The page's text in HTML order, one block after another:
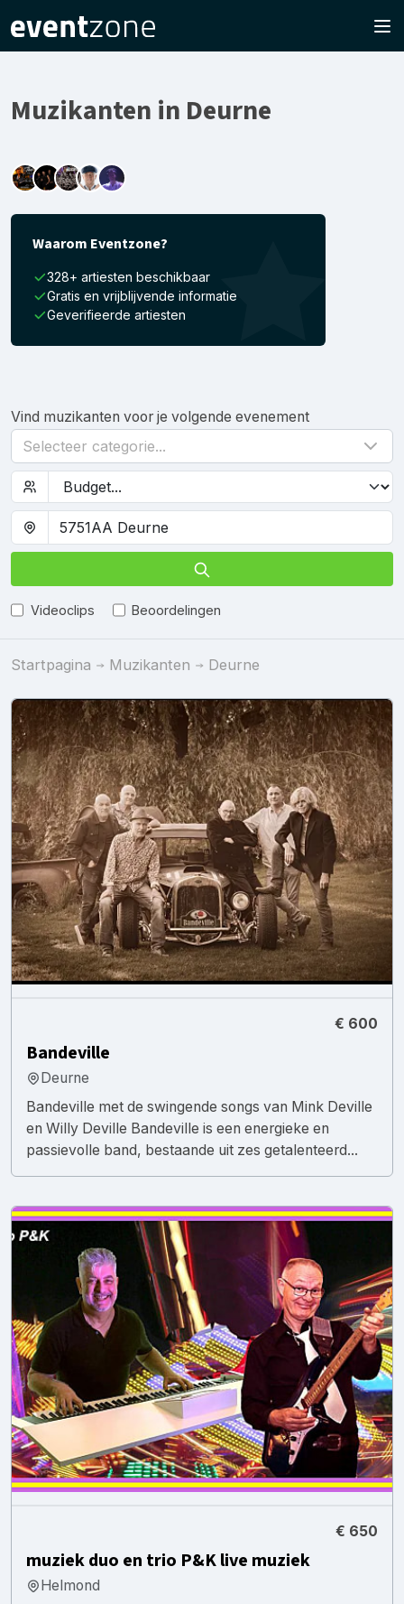
Muzikanten in Deurne
Waarom Eventzone?
328+ artiesten beschikbaar
Gratis en vrijblijvende informatie
Geverifieerde artiesten
Vind muzikanten voor je volgende evenement
Selecteer categorie...
Videoclips Beoordelingen
Startpagina Muzikanten Deurne
€ 600
Bandeville
Deurne
Bandeville met de swingende songs van Mink Deville
en Willy Deville Bandeville is een energieke en
passievolle band, bestaande uit zes getalenteerd...
€ 650
muziek duo en trio P&K live muziek
Helmond